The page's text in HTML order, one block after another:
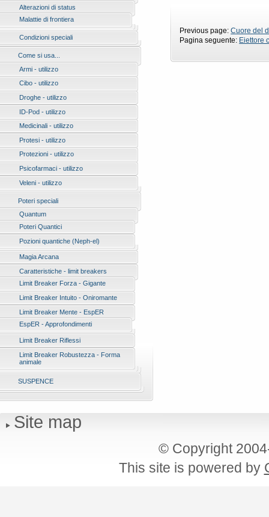
Alterazioni di status
Malattie di frontiera
Condizioni speciali
Come si usa...
Armi - utilizzo
Cibo - utilizzo
Droghe - utilizzo
ID-Pod - utilizzo
Medicinali - utilizzo
Protesi - utilizzo
Protezioni - utilizzo
Psicofarmaci - utilizzo
Veleni - utilizzo
Poteri speciali
Quantum
Poteri Quantici
Pozioni quantiche (Neph-el)
Magia Arcana
Caratteristiche - limit breakers
Limit Breaker Forza - Gigante
Limit Breaker Intuito - Oniromante
Limit Breaker Mente - EspER
EspER - Approfondimenti
Limit Breaker Riflessi
Limit Breaker Robustezza - Forma
animale
SUSPENCE
Previous page:Cuore del
Pagina seguente: Eiettore
Site map
© Copyright
This site is powered by